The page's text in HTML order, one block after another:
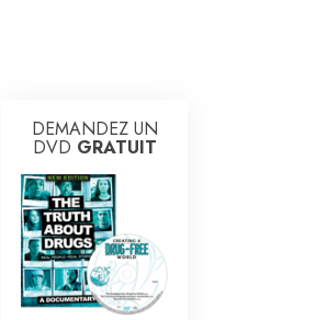
DEMANDEZ UN
DVD GRATUIT